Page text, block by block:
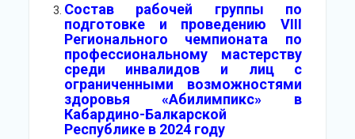
Состав рабочей группы по
подготовке и проведению VIII
Регионального чемпионата по
профессиональному мастерству
среди инвалидов и лиц с
ограниченными возможностями
здоровья «Абилимпикс» в
Кабардино-Балкарской
Республике в 2024 году